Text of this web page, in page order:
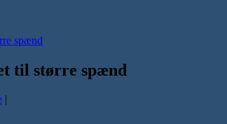
til større spænd
|